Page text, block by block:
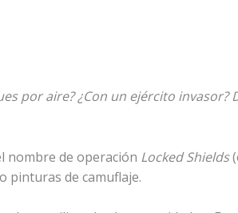
por aire? ¿Con un ejército invasor?
nombre de operación Locked Shields
pinturas de camuflaje.